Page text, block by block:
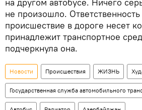
не произошло.
происшествие в дороге несет
принадлежит транспортное
подчеркнула она.
Новости Происшествия ЖИЗНЬ
Государственная служба автомобильного